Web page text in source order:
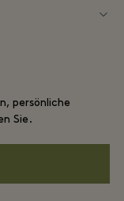
persönliche
Sie.